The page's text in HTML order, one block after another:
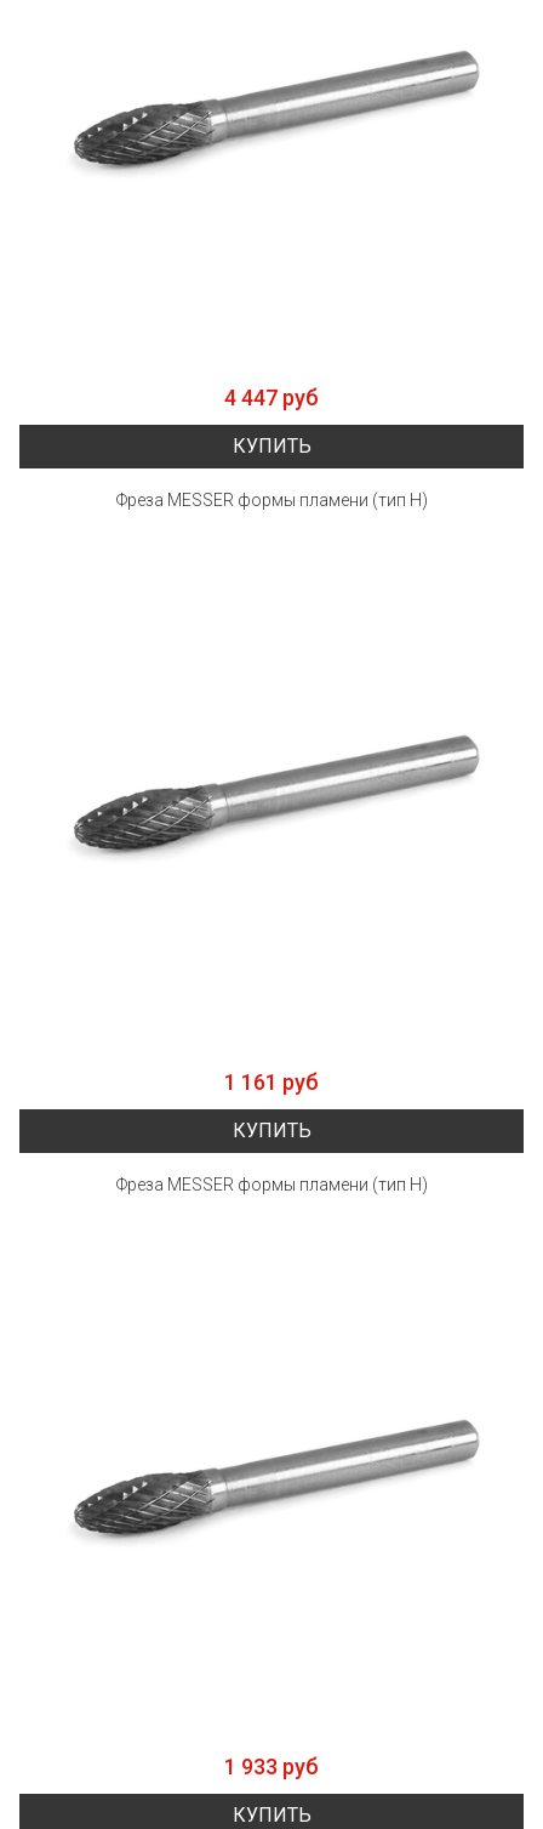
4 447 руб
КУПИТЬ
Фреза MESSER формы пламени (тип Н)
1 161 руб
КУПИТЬ
Фреза MESSER формы пламени (тип Н)
1 933 руб
КУПИТЬ